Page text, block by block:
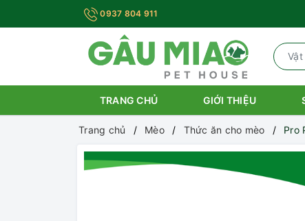
0937 804 911
TRANG CHỦ GIỚI THIỆU
Trang chủ Mèo Thức ăn cho mèo Pro